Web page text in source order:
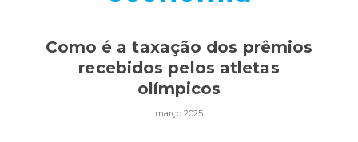
Como é a taxação dos prêmios
recebidos pelos atletas
olímpicos
março 2025